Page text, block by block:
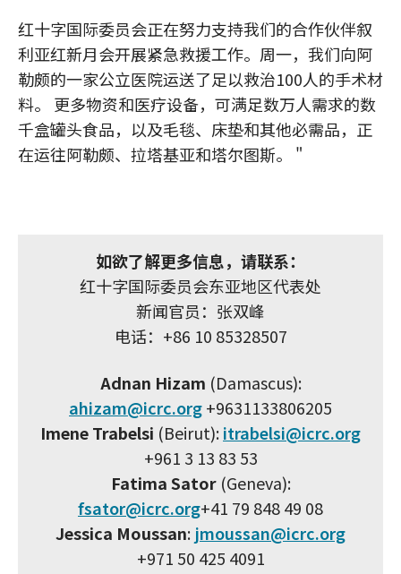
红十字国际委员会正在努力支持我们的合作伙伴叙
利亚红新月会开展紧急救援工作。周一，我们向阿
勒颇的一家公立医院运送了足以救治100人的手术材
料。 更多物资和医疗设备，可满足数万人需求的数
千盒罐头食品，以及毛毯、床垫和其他必需品，正
在运往阿勒颇、拉塔基亚和塔尔图斯。 "
如欲了解更多信息，请联系：
红十字国际委员会东亚地区代表处
新闻官员：张双峰
电话：+86 10 85328507
Adnan Hizam (Damascus):
ahizam@icrc.org+9631133806205
Imene Trabelsi (Beirut):itrabelsi@icrc.org
+961 3 13 83 53
Fatima Sator(Geneva):
fsator@icrc.org+41 79 848 49 08
Jessica Moussan: jmoussan@icrc.org
+971 50 425 4091